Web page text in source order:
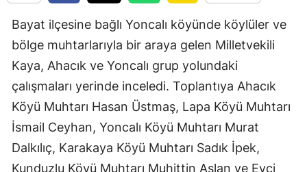
Bursa
Çanakkale
Çorum
Denizli
Diyarbakır
Bayat ilçesine bağlı Yoncalı köyünde köylüler ve
bölge muhtarlarıyla bir araya gelen Milletvekili
Kaya, Ahacık ve Yoncalı grup yolundaki
çalışmaları yerinde inceledi. Toplantıya Ahacık
Köyü Muhtarı Hasan Üstmaş, Lapa Köyü Muhtarı
İsmail Ceyhan, Yoncalı Köyü Muhtarı Murat
Dalkılıç, Karakaya Köyü Muhtarı Sadık İpek,
Kunduzlu Köyü Muhtarı Muhittin Aslan ve Evci